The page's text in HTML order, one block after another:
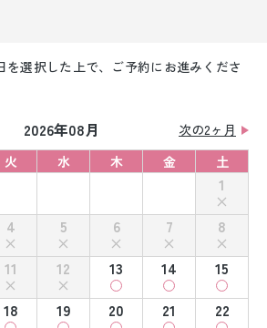
を選択した上で、ご予約にお進みくださ
2026年08月
次の2ヶ月
火 水 木 金 土
1
4 5 6 7
8
11 12 13 14
15
18 19 20 21
22